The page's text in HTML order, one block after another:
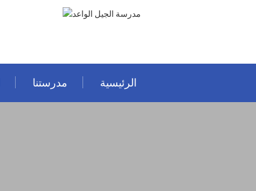
مدرستنا الرئيسية